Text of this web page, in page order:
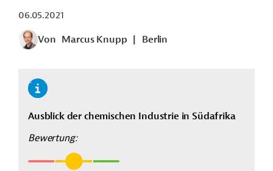
06.05.2021
Von Marcus Knupp Berlin
Ausblick der chemischen Industrie in Südafrika
Bewertung: